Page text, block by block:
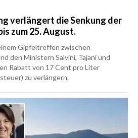
verlängert die Senkung der
zum 25. August.
Gipfeltreffen zwischen
den Ministern Salvini, Tajani und
Rabatt von 17 Cent pro Liter
zu verlängern.